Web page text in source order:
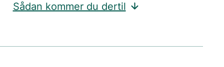
Sådan kommer du dertil